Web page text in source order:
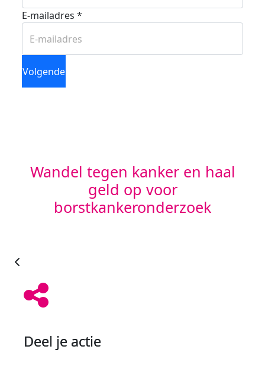
E-mailadres *
Volgende
Wandel tegen kanker en haal
geld op voor
borstkankeronderzoek
Zamel geld in